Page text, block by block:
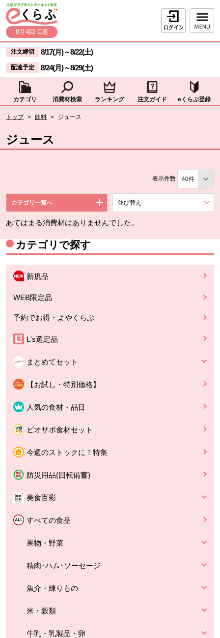
ページの先頭です。
本文へジャンプする。
8月4回 C週
ログイン
ここからサイト内共通メニューです。
サイト内共通メニューをスキップする
注文締切 8/17(月)～8/22(土)
配達予定 8/24(月)～8/29(土)
カテゴリ 消費材検索 ランキング 注文ガイド eくらぶ登録
トップ > 飲料 > ジュース
ジュース
表示件数
カテゴリ一覧へ 並び替え
あてはまる消費材はありませんでした。
カテゴリで探す
新規品
WEB限定品
予約でお得・よやくらぶ
L's選定品
まとめてセット
【お試し・特別価格】
人気の食材・品目
ビオサポ食材セット
今週のストックに！特集
防災用品(回転備蓄)
美食百彩
すべての食品
果物・野菜
精肉･ハム･ソーセージ
魚介・練りもの
米・穀類
牛乳・乳製品・卵